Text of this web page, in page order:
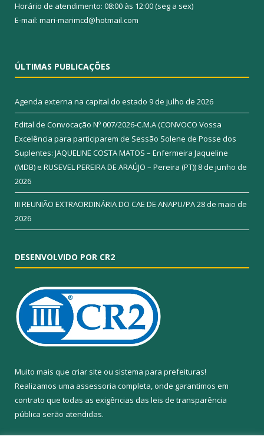
Horário de atendimento: 08:00 às 12:00 (seg a sex)
E-mail: mari-marimcd@hotmail.com
ÚLTIMAS PUBLICAÇÕES
Agenda externa na capital do estado 9 de julho de 2026
Edital de Convocação Nº 007/2026-C.M.A (CONVOCO Vossa
Excelência para participarem de Sessão Solene de Posse dos
Suplentes: JAQUELINE COSTA MATOS – Enfermeira Jaqueline
(MDB) e RUSEVEL PEREIRA DE ARAÚJO – Pereira (PT)) 8 de junho de
2026
III REUNIÃO EXTRAORDINÁRIA DO CAE DE ANAPU/PA28 de maio de
2026
DESENVOLVIDO POR CR2
Muito mais que criar site ou sistema para prefeituras!
Realizamos uma assessoria completa, onde garantimos em
contrato que todas as exigências das leis de transparência
pública serão atendidas.